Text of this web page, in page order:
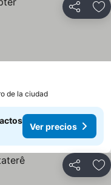
Compartir
de la ciudad
Ver precios
Compartir